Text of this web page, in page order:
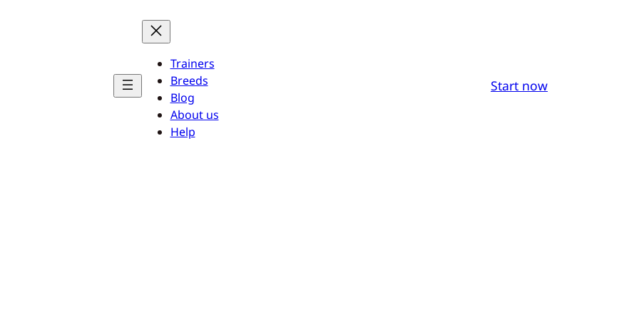
Trainers
Breeds
Blog
About us
Help
Start now